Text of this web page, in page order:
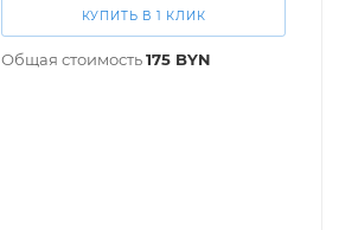
КУПИТЬ В 1 КЛИК
Общая стоимость175 BYN